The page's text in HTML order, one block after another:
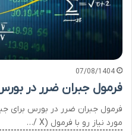
07/08/1404
فرمول جبران ضرر در
فرمول جبران ضرر در بورس برای
مورد نیاز رو با فرمول (X /…